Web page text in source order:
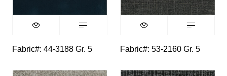
Fabric#: 44-3188 Gr. 5 Fabric#: 53-2160 Gr. 5